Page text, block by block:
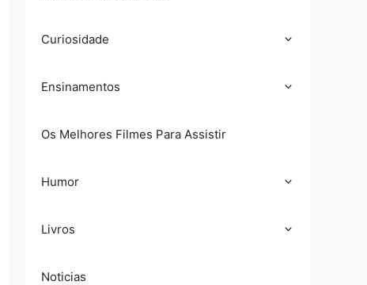
Curiosidade
Ensinamentos
Os Melhores Filmes Para Assistir
Humor
Livros
Noticias